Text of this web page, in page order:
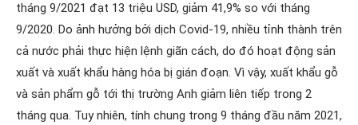
tháng 9/2021 đạt 13 triệu USD, giảm 41,9% so với tháng
9/2020. Do ảnh hưởng bởi dịch Covid-19, nhiều tỉnh thành trên
cả nước phải thực hiện lệnh giãn cách, do đó hoạt động sản
xuất và xuất khẩu hàng hóa bị gián đoạn. Vì vậy, xuất khẩu gỗ
và sản phẩm gỗ tới thị trường Anh giảm liên tiếp trong 2
tháng qua. Tuy nhiên, tính chung trong 9 tháng đầu năm 2021,